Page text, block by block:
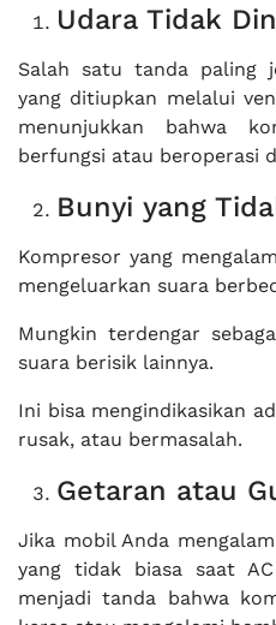
Udara Tidak
Salah satu tanda paling
yang ditiupkan melalui
menunjukkan bahwa
berfungsi atau beroperasi
Bunyi yang
Kompresor yang
mengeluarkan suara
Mungkin terdengar
suara berisik lainnya.
Ini bisa mengindikasikan
rusak, atau bermasalah.
Getaran atau
Jika mobil Anda
yang tidak biasa saat
menjadi tanda bahwa